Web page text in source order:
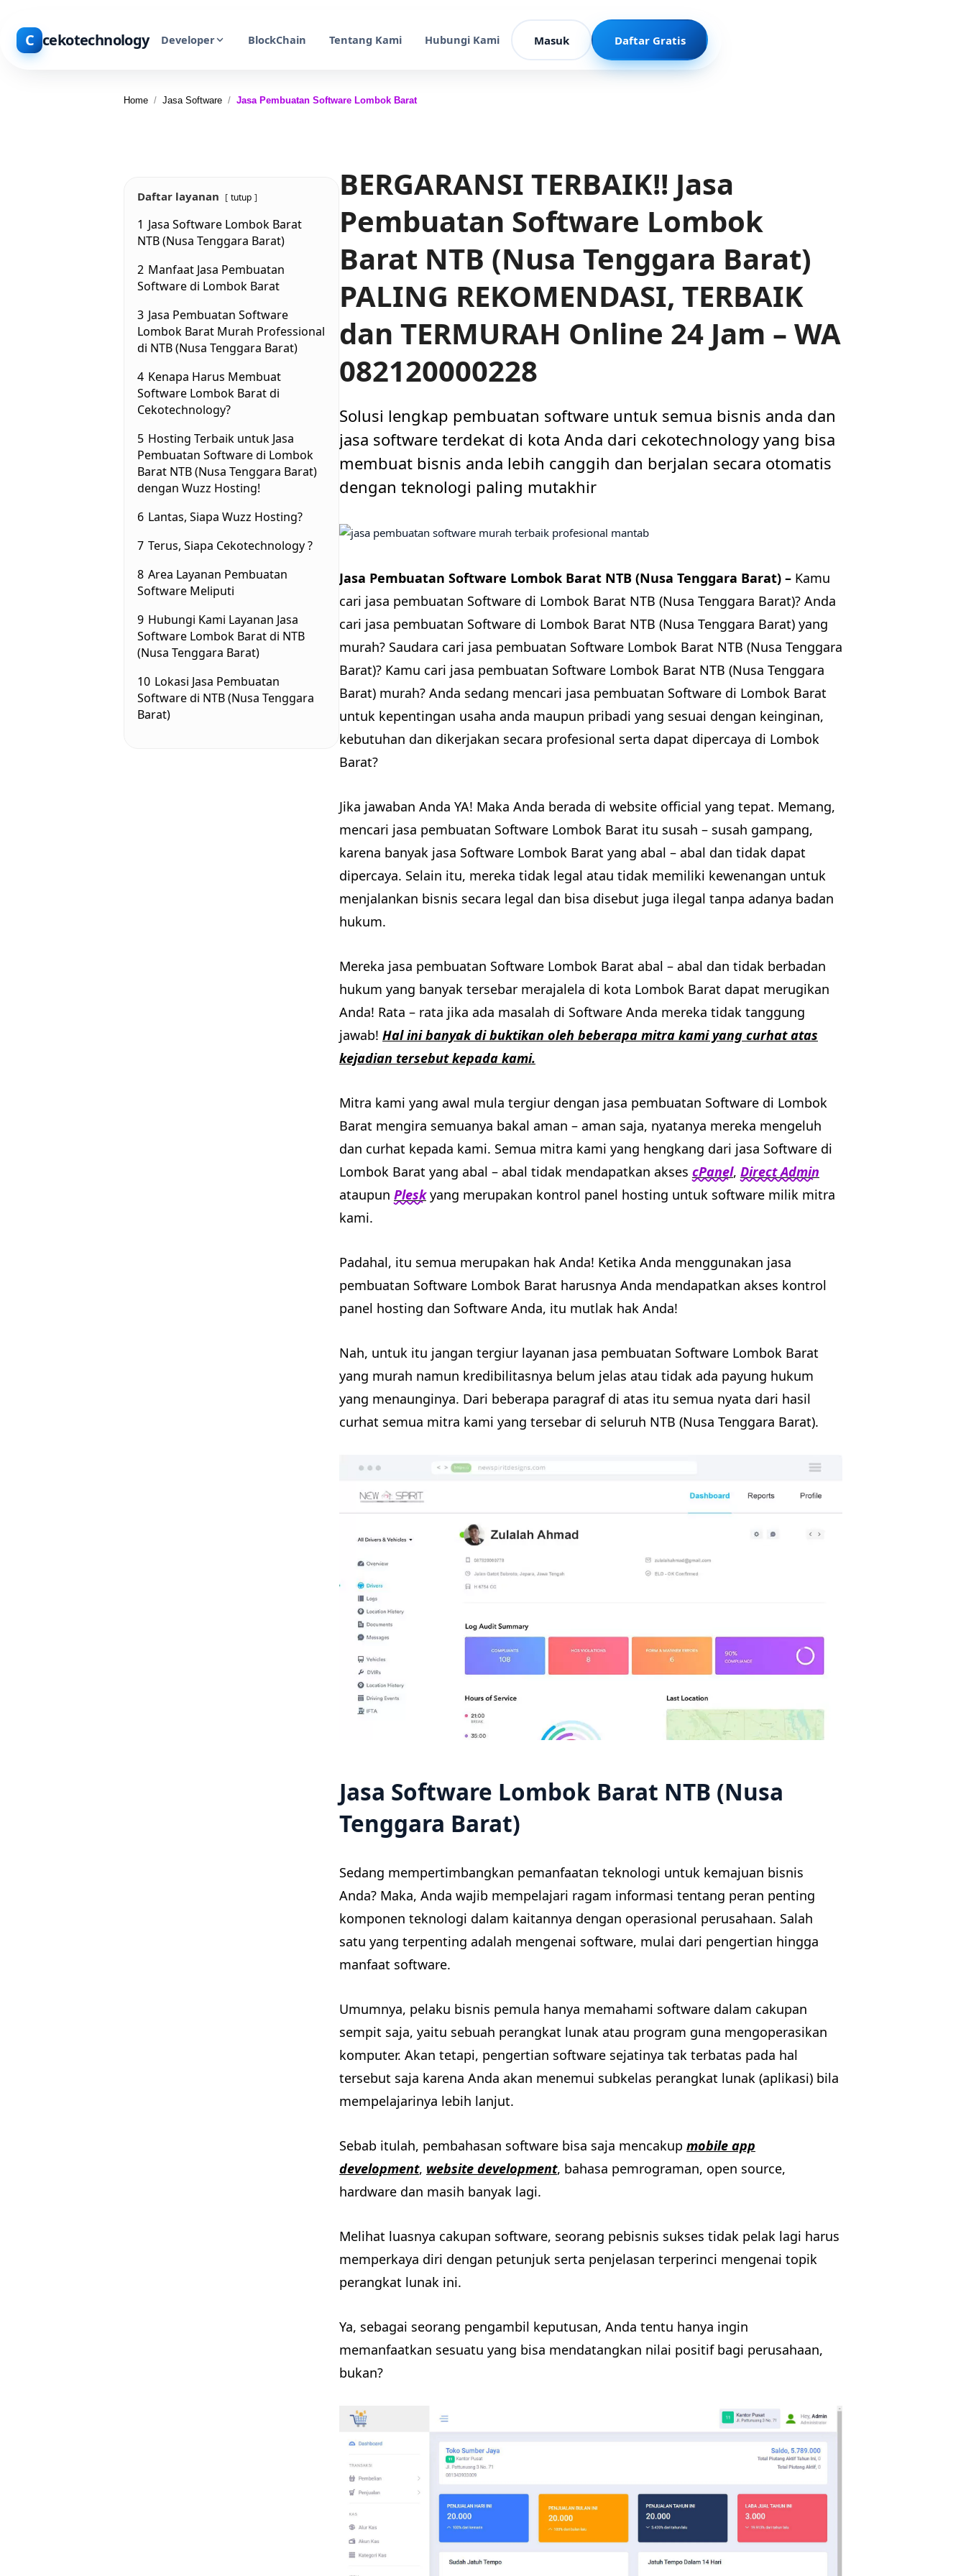
C cekotechnology Developer BlockChain Tentang Kami Hubungi Kami Masuk Daftar Gratis
Home / Jasa Software / Jasa Pembuatan Software Lombok Barat
Daftar layanan tutup
1 Jasa Software Lombok Barat
NTB (Nusa Tenggara Barat)
2 Manfaat Jasa Pembuatan
Software di Lombok Barat
3 Jasa Pembuatan Software
Lombok Barat Murah Professional
di NTB (Nusa Tenggara Barat)
4 Kenapa Harus Membuat
Software Lombok Barat di
Cekotechnology?
5 Hosting Terbaik untuk Jasa
Pembuatan Software di Lombok
Barat NTB (Nusa Tenggara Barat)
dengan Wuzz Hosting!
6 Lantas, Siapa Wuzz Hosting?
7 Terus, Siapa Cekotechnology ?
8 Area Layanan Pembuatan
Software Meliputi
9 Hubungi Kami Layanan Jasa
Software Lombok Barat di NTB
(Nusa Tenggara Barat)
10 Lokasi Jasa Pembuatan
Software di NTB (Nusa Tenggara
Barat)
BERGARANSI TERBAIK!! Jasa
Pembuatan Software Lombok
Barat NTB (Nusa Tenggara Barat)
PALING REKOMENDASI, TERBAIK
dan TERMURAH Online 24 Jam – WA
082120000228
Solusi lengkap pembuatan software untuk semua bisnis anda dan
jasa software terdekat di kota Anda dari cekotechnology yang bisa
membuat bisnis anda lebih canggih dan berjalan secara otomatis
dengan teknologi paling mutakhir
Jasa Pembuatan Software Lombok Barat NTB (Nusa Tenggara Barat) – Kamu
cari jasa pembuatan Software di Lombok Barat NTB (Nusa Tenggara Barat)? Anda
cari jasa pembuatan Software di Lombok Barat NTB (Nusa Tenggara Barat) yang
murah? Saudara cari jasa pembuatan Software Lombok Barat NTB (Nusa Tenggara
Barat)? Kamu cari jasa pembuatan Software Lombok Barat NTB (Nusa Tenggara
Barat) murah? Anda sedang mencari jasa pembuatan Software di Lombok Barat
untuk kepentingan usaha anda maupun pribadi yang sesuai dengan keinginan,
kebutuhan dan dikerjakan secara profesional serta dapat dipercaya di Lombok
Barat?
Jika jawaban Anda YA! Maka Anda berada di website official yang tepat. Memang,
mencari jasa pembuatan Software Lombok Barat itu susah – susah gampang,
karena banyak jasa Software Lombok Barat yang abal – abal dan tidak dapat
dipercaya. Selain itu, mereka tidak legal atau tidak memiliki kewenangan untuk
menjalankan bisnis secara legal dan bisa disebut juga ilegal tanpa adanya badan
hukum.
Mereka jasa pembuatan Software Lombok Barat abal – abal dan tidak berbadan
hukum yang banyak tersebar merajalela di kota Lombok Barat dapat merugikan
Anda! Rata – rata jika ada masalah di Software Anda mereka tidak tanggung
jawab! Hal ini banyak di buktikan oleh beberapa mitra kami yang curhat atas
kejadian tersebut kepada kami.
Mitra kami yang awal mula tergiur dengan jasa pembuatan Software di Lombok
Barat mengira semuanya bakal aman – aman saja, nyatanya mereka mengeluh
dan curhat kepada kami. Semua mitra kami yang hengkang dari jasa Software di
Lombok Barat yang abal – abal tidak mendapatkan akses cPanel, Direct Admin
ataupun Pleskyang merupakan kontrol panel hosting untuk software milik mitra
kami.
Padahal, itu semua merupakan hak Anda! Ketika Anda menggunakan jasa
pembuatan Software Lombok Barat harusnya Anda mendapatkan akses kontrol
panel hosting dan Software Anda, itu mutlak hak Anda!
Nah, untuk itu jangan tergiur layanan jasa pembuatan Software Lombok Barat
yang murah namun kredibilitasnya belum jelas atau tidak ada payung hukum
yang menaunginya. Dari beberapa paragraf di atas itu semua nyata dari hasil
curhat semua mitra kami yang tersebar di seluruh NTB (Nusa Tenggara Barat).
Jasa Software Lombok Barat NTB (Nusa
Tenggara Barat)
Sedang mempertimbangkan pemanfaatan teknologi untuk kemajuan bisnis
Anda? Maka, Anda wajib mempelajari ragam informasi tentang peran penting
komponen teknologi dalam kaitannya dengan operasional perusahaan. Salah
satu yang terpenting adalah mengenai software, mulai dari pengertian hingga
manfaat software.
Umumnya, pelaku bisnis pemula hanya memahami software dalam cakupan
sempit saja, yaitu sebuah perangkat lunak atau program guna mengoperasikan
komputer. Akan tetapi, pengertian software sejatinya tak terbatas pada hal
tersebut saja karena Anda akan menemui subkelas perangkat lunak (aplikasi) bila
mempelajarinya lebih lanjut.
Sebab itulah, pembahasan software bisa saja mencakup mobile app
development, website development, bahasa pemrograman, open source,
hardware dan masih banyak lagi.
Melihat luasnya cakupan software, seorang pebisnis sukses tidak pelak lagi harus
memperkaya diri dengan petunjuk serta penjelasan terperinci mengenai topik
perangkat lunak ini.
Ya, sebagai seorang pengambil keputusan, Anda tentu hanya ingin
memanfaatkan sesuatu yang bisa mendatangkan nilai positif bagi perusahaan,
bukan?